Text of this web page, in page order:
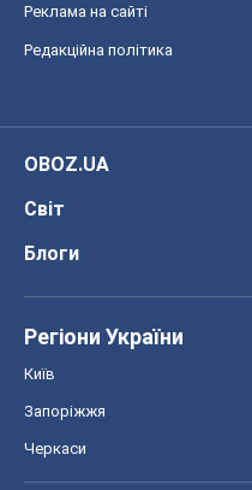
Реклама на сайті
Редакційна політика
OBOZ.UA
Світ
Блоги
Регіони України
Київ
Запоріжжя
Черкаси